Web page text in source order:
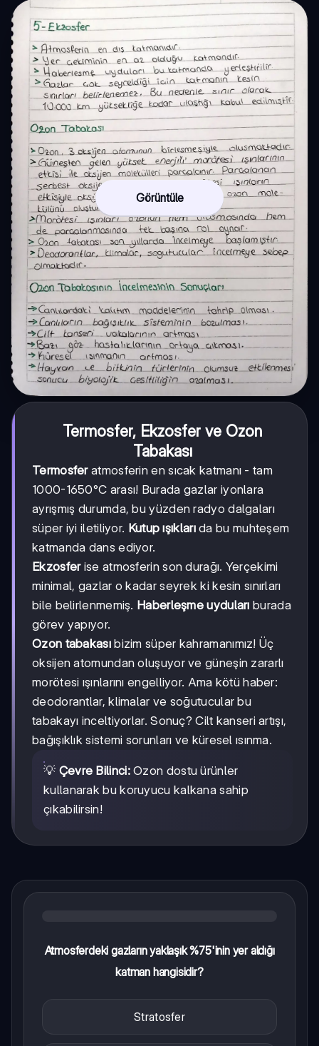
Görüntüle
Termosfer, Ekzosfer ve Ozon
Tabakası
Termosferatmosferin en sıcak katmanı - tam
1000-1650°C arası! Burada gazlar iyonlara
ayrışmış durumda, bu yüzden radyo dalgaları
süper iyi iletiliyor. Kutup ışıklarıda bu muhteşem
katmanda dans ediyor.
Ekzosferise atmosferin son durağı. Yerçekimi
minimal, gazlar o kadar seyrek ki kesin sınırları
bile belirlenmemiş. Haberleşme uyduları burada
görev yapıyor.
Ozon tabakasıbizim süper kahramanımız! Üç
oksijen atomundan oluşuyor ve güneşin zararlı
morötesi ışınlarını engelliyor. Ama kötü haber:
deodorantlar, klimalar ve soğutucular bu
tabakayı inceltiyorlar. Sonuç? Cilt kanseri artışı,
bağışıklık sistemi sorunları ve küresel ısınma.
💡 Çevre Bilinci:Ozon dostu ürünler
kullanarak bu koruyucu kalkana sahip
çıkabilirsin!
Atmosferdeki gazların yaklaşık %75'inin yer aldığı
katman hangisidir?
Stratosfer